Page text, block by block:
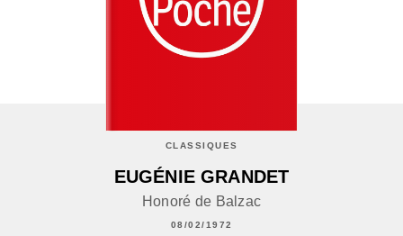
CLASSIQUES
EUGÉNIE GRANDET
Honoré de Balzac
08/02/1972